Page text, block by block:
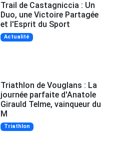
Trail de Castagniccia : Un
Duo, une Victoire Partagée
et l'Esprit du Sport
Actualité
Triathlon de Vouglans : La
journée parfaite d'Anatole
Girauld Telme, vainqueur du
M
Triathlon